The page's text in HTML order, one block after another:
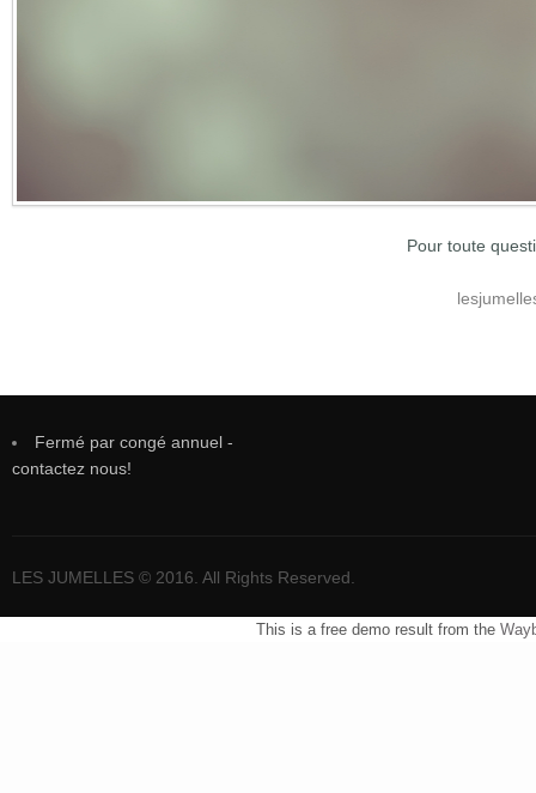
Pour toute
Fermé par congé annuel -
contactez nous!
LES JUMELLES © 2016. All Rights Reserved.
This is a free demo result from the